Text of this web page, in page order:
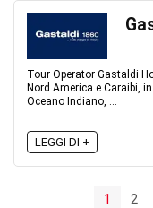
Tour Operator Gastaldi
Nord America e Caraibi,
Oceano Indiano, ...
LEGGI DI +
1 2